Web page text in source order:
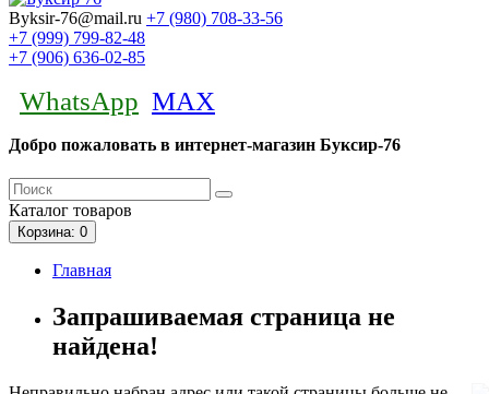
Byksir-76@mail.ru +7 (980) 708-33-56
+7 (999) 799-82-48
+7 (906) 636-02-85
WhatsApp MAX
Добро пожаловать в интернет-магазин Буксир-76
Каталог товаров
Корзина: 0
Главная
Запрашиваемая страница не
найдена!